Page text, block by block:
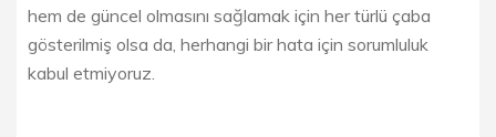
hem de güncel olmasını sağlamak için her türlü çaba
gösterilmiş olsa da, herhangi bir hata için sorumluluk
kabul etmiyoruz.